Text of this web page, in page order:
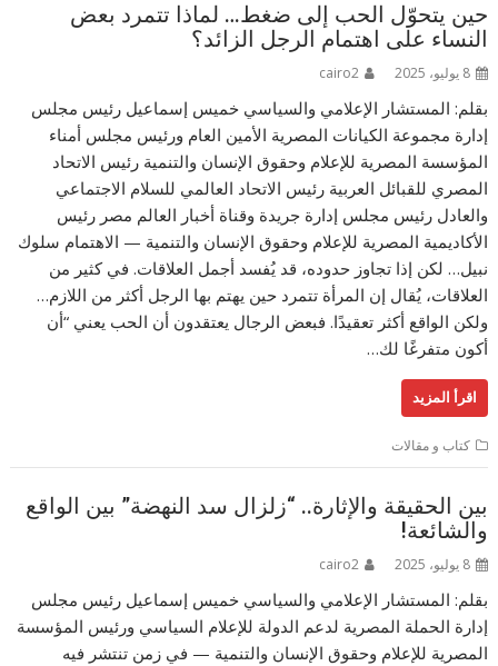
حين يتحوّل الحب إلى ضغط… لماذا تتمرد بعض
النساء على اهتمام الرجل الزائد؟
8 يوليو، 2025 cairo2
بقلم: المستشار الإعلامي والسياسي خميس إسماعيل رئيس مجلس
إدارة مجموعة الكيانات المصرية الأمين العام ورئيس مجلس أمناء
المؤسسة المصرية للإعلام وحقوق الإنسان والتنمية رئيس الاتحاد
المصري للقبائل العربية رئيس الاتحاد العالمي للسلام الاجتماعي
والعادل رئيس مجلس إدارة جريدة وقناة أخبار العالم مصر رئيس
الأكاديمية المصرية للإعلام وحقوق الإنسان والتنمية — الاهتمام سلوك
نبيل… لكن إذا تجاوز حدوده، قد يُفسد أجمل العلاقات. في كثير من
العلاقات، يُقال إن المرأة تتمرد حين يهتم بها الرجل أكثر من اللازم…
ولكن الواقع أكثر تعقيدًا. فبعض الرجال يعتقدون أن الحب يعني “أن
أكون متفرغًا لك…
اقرأ المزيد
كتاب و مقالات
بين الحقيقة والإثارة.. “زلزال سد النهضة” بين الواقع
والشائعة!
8 يوليو، 2025 cairo2
بقلم: المستشار الإعلامي والسياسي خميس إسماعيل رئيس مجلس
إدارة الحملة المصرية لدعم الدولة للإعلام السياسي ورئيس المؤسسة
المصرية للإعلام وحقوق الإنسان والتنمية — في زمن تنتشر فيه